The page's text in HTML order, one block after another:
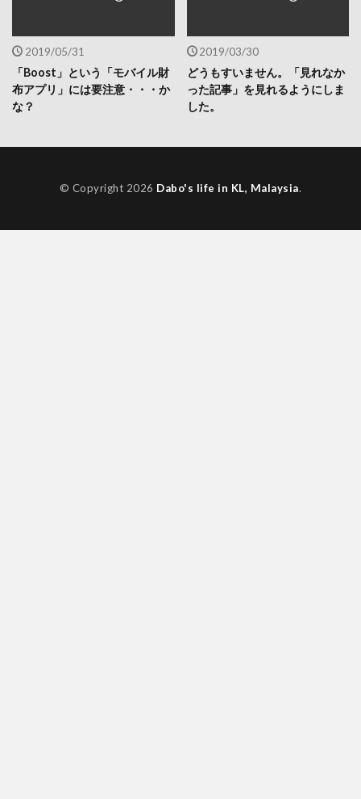
2019/05/31
「Boost」という「モバイル財
布アプリ」には要注意・・・か
な？
2019/03/30
どうもすいません。「見れなか
った記事」を見れるようにしま
した。
© Copyright 2026 Dabo's life in KL, Malaysia.